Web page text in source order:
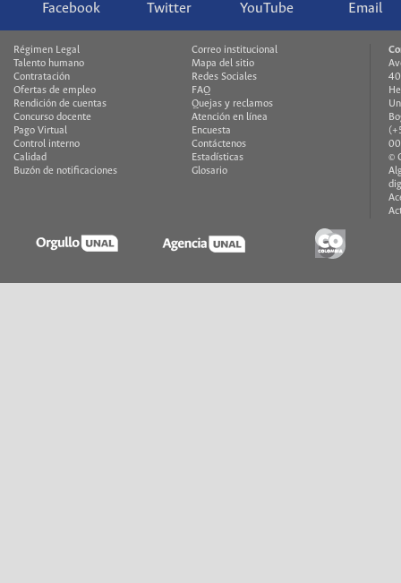
Facebook Twitter YouTube Email
Régimen Legal
Talento humano
Contratación
Ofertas de empleo
Rendición de cuentas
Concurso docente
Pago Virtual
Control interno
Calidad
Buzón de notificaciones
Correo institucional
Mapa del sitio
Redes Sociales
FAQ
Quejas y reclamos
Atención en línea
Encuesta
Contáctenos
Estadísticas
Glosario
©